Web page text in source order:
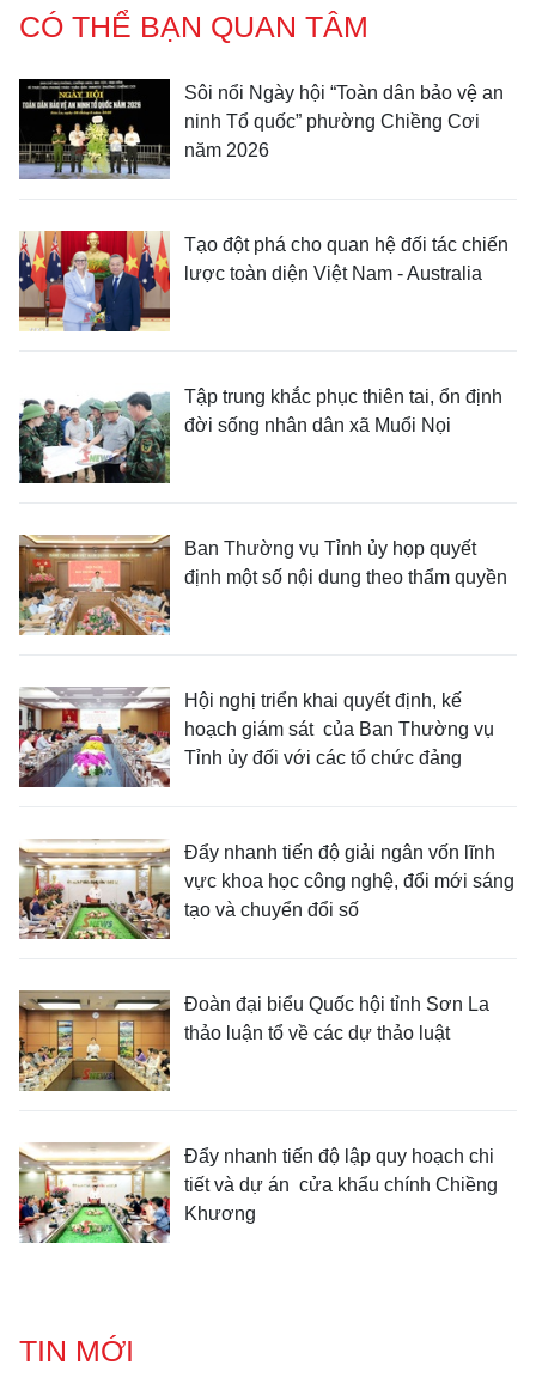
CÓ THỂ BẠN QUAN TÂM
Sôi nổi Ngày hội “Toàn dân bảo vệ an
ninh Tổ quốc” phường Chiềng Cơi
năm 2026
Tạo đột phá cho quan hệ đối tác chiến
lược toàn diện Việt Nam - Australia
Tập trung khắc phục thiên tai, ổn định
đời sống nhân dân xã Muổi Nọi
Ban Thường vụ Tỉnh ủy họp quyết
định một số nội dung theo thẩm quyền
Hội nghị triển khai quyết định, kế
hoạch giám sát của Ban Thường vụ
Tỉnh ủy đối với các tổ chức đảng
Đẩy nhanh tiến độ giải ngân vốn lĩnh
vực khoa học công nghệ, đổi mới sáng
tạo và chuyển đổi số
Đoàn đại biểu Quốc hội tỉnh Sơn La
thảo luận tổ về các dự thảo luật
Đẩy nhanh tiến độ lập quy hoạch chi
tiết và dự án cửa khẩu chính Chiềng
Khương
TIN MỚI